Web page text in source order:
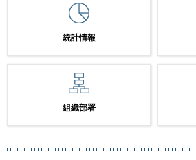
統計情報
組織部署